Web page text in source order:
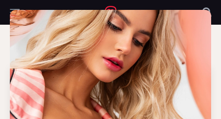
Toggle
navigation
site.search
Filters
Naam